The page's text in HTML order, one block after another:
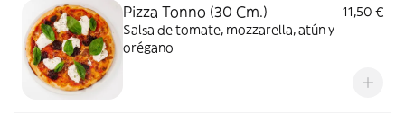
Pizza Tonno (30 Cm.)
11,50 €
Salsa de tomate, mozzarella, atún y
orégano